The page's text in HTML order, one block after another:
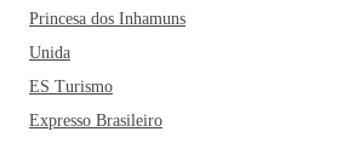
Princesa dos Inhamuns
Unida
ES Turismo
Expresso Brasileiro